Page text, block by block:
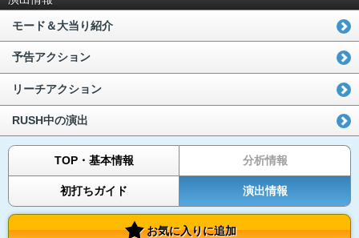
モード＆大当り紹介
予告アクション
リーチアクション
RUSH中の演出
TOP・基本情報 分析情報
初打ちガイド 演出情報
お気に入りに追加